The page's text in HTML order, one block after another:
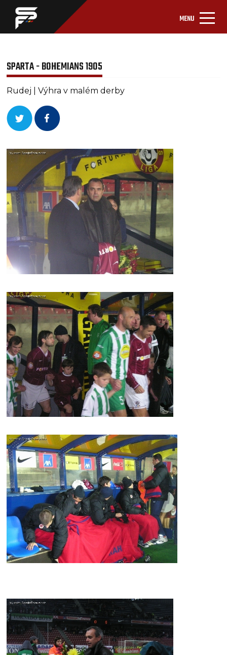
MENU
SPARTA - BOHEMIANS 1905
Rudej | Výhra v malém derby